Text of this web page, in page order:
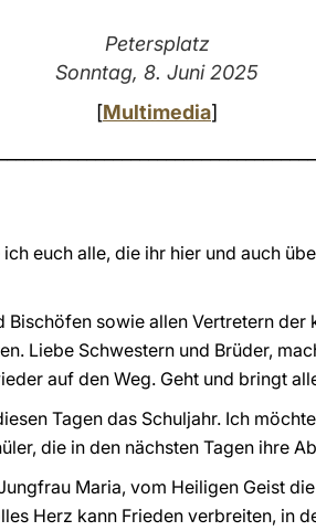
Petersplatz
Sonntag, 8. Juni 2025
[Multimedia]
ich euch alle, die ihr hier und auch
Bischöfen sowie allen Vertretern
Liebe Schwestern und Brüder,
auf den Weg. Geht und bringt
Tagen das Schuljahr. Ich
die in den nächsten Tagen ihre
Maria, vom Heiligen Geist
Herz kann Frieden verbreiten, in